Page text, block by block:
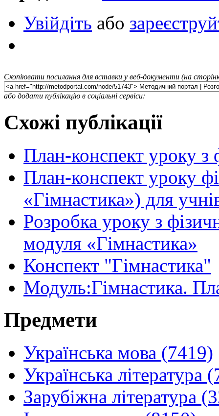
Увійдіть або
Скопіювати посилання для вставки у веб-документи (на
або додати публікацію в соціальні сервіси:
Схожі публікації
План-конспект уроку з
План-конспект уроку
«Гімнастика») для
Розробка уроку з
модуля «Гімнастика»
Конспект "Гімнастика"
Модуль:Гімнастика.
Предмети
Українська мова (7419)
Українська література
Зарубіжна література